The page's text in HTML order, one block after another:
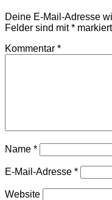
Deine E-Mail-Adresse
Felder sind mit* markiert
Kommentar *
Name *
E-Mail-Adresse *
Website